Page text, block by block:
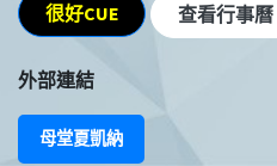
很好CUE 查看行事曆
外部連結
母堂夏凱納